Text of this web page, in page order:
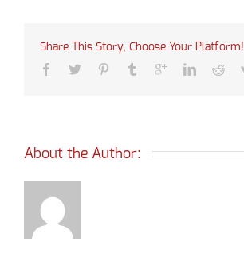
Share This Story, Choose Your Platform!
About the Author: